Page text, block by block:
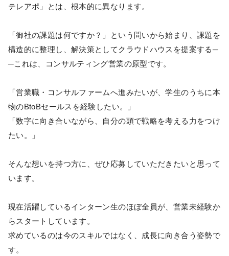
テレアポ」とは、根本的に異なります。
「御社の課題は何ですか？」という問いから始まり、課題を
構造的に整理し、解決策としてクラウドハウスを提案する─
─これは、コンサルティング営業の原型です。
「営業職・コンサルファームへ進みたいが、学生のうちに本
物のBtoBセールスを経験したい。」
「数字に向き合いながら、自分の頭で戦略を考える力をつけ
たい。」
そんな想いを持つ方に、ぜひ応募していただきたいと思って
います。
現在活躍しているインターン生のほぼ全員が、営業未経験か
らスタートしています。
求めているのは今のスキルではなく、成長に向き合う姿勢で
す。